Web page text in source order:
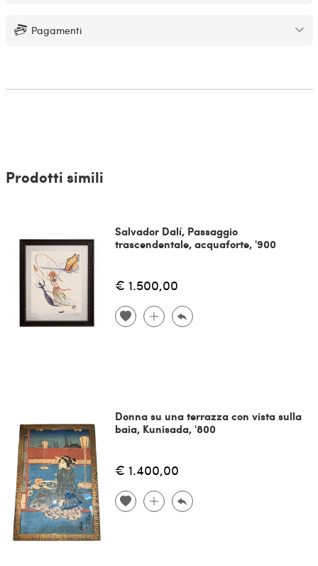
Pagamenti
Prodotti simili
Salvador Dalí, Passaggio
trascendentale, acquaforte, '900
€ 1.500,00
Donna su una terrazza con vista sulla
baia, Kunisada, '800
€ 1.400,00